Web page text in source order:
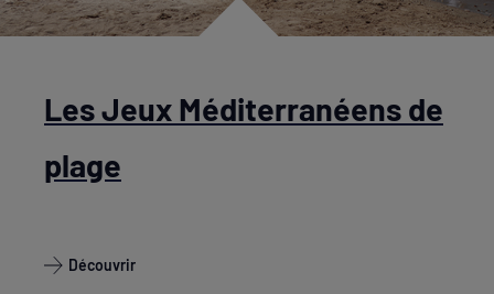
Les Jeux Méditerranéens de
plage
Découvrir